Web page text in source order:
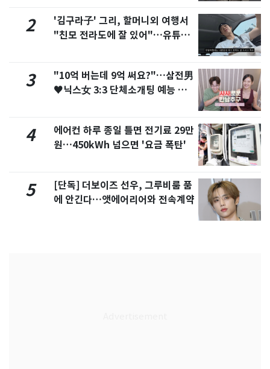
2
'김구라子' 그리, 할머니외 여행서
"친모 전라도에 잘 있어"…유튜브
3
"10억 버는데 9억 써요?"…삼전男
♥닉스女 3:3 단체소개팅 예능 화
4
에어컨 하루 종일 틀면 전기료 29만
원…450kWh 넘으면 '요금 폭탄'
5
[단독] 더보이즈 선우, 그루비룸 품
에 안긴다…앳에어리어와 전속계약